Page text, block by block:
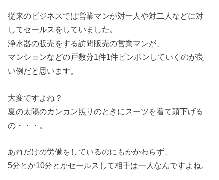
従来のビジネスでは営業マンが対一人や対二人などに対
してセールスをしていました。
浄水器の販売をする訪問販売の営業マンが、
マンションなどの戸数分1件1件ピンポンしていくのが良
い例だと思います。
大変ですよね？
夏の太陽のカンカン照りのときにスーツを着て頭下げる
の・・・。
あれだけの労働をしているのにもかかわらず、
5分とか10分とかセールスして相手は一人なんですよね。